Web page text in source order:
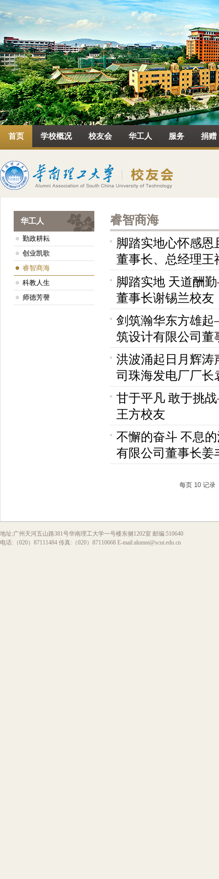
首页 学校概况 校友会 华工人 服务 捐赠
华工人
勤政耕耘
创业凯歌
睿智商海
科教人生
师德芳謦
睿智商海
脚踏实地心怀感
董事长、总经理王
脚踏实地 天道酬
董事长谢锡兰校友
剑筑瀚华东方雄
筑设计有限公司董
洪波涌起日月辉
司珠海发电厂厂长
甘于平凡 敢于挑
王方校友
不懈的奋斗 不息
有限公司董事长姜
每页 10 记录
地址:广州天河五山路381号华南理工大学一号楼东侧1202室 邮编:510640
电话:（020）87111484 传真:（020）87110668 E-mail:alumni@scut.edu.cn